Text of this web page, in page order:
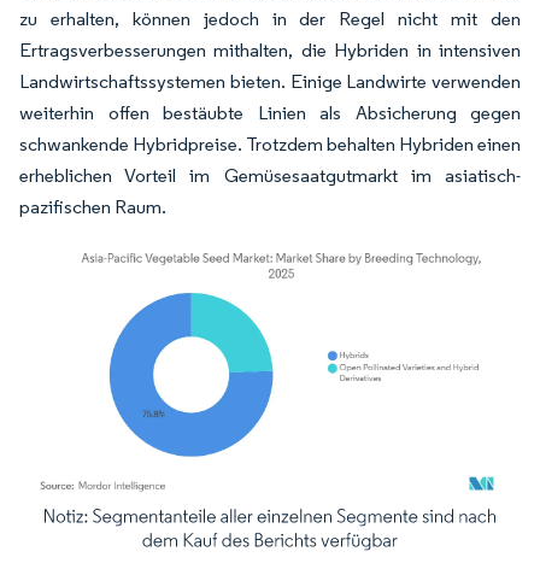
zu erhalten, können jedoch in der Regel nicht mit den
Ertragsverbesserungen mithalten, die Hybriden in intensiven
Landwirtschaftssystemen bieten. Einige Landwirte verwenden
weiterhin offen bestäubte Linien als Absicherung gegen
schwankende Hybridpreise. Trotzdem behalten Hybriden einen
erheblichen Vorteil im Gemüsesaatgutmarkt im asiatisch-
pazifischen Raum.
Bild © Mordor Intelligence. Wiederverwendung erfordert Namensnennung